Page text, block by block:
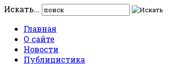
Искать...
Главная
О сайте
Новости
Публицистика